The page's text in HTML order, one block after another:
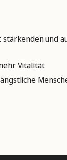
und
Vitalität